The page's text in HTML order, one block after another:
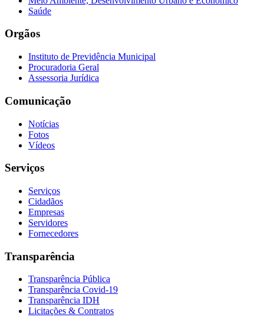
Saúde
Orgãos
Instituto de Previdência Municipal
Procuradoria Geral
Assessoria Jurídica
Comunicação
Notícias
Fotos
Vídeos
Serviços
Serviços
Cidadãos
Empresas
Servidores
Fornecedores
Transparência
Transparência Pública
Transparência Covid-19
Transparência IDH
Licitações & Contratos